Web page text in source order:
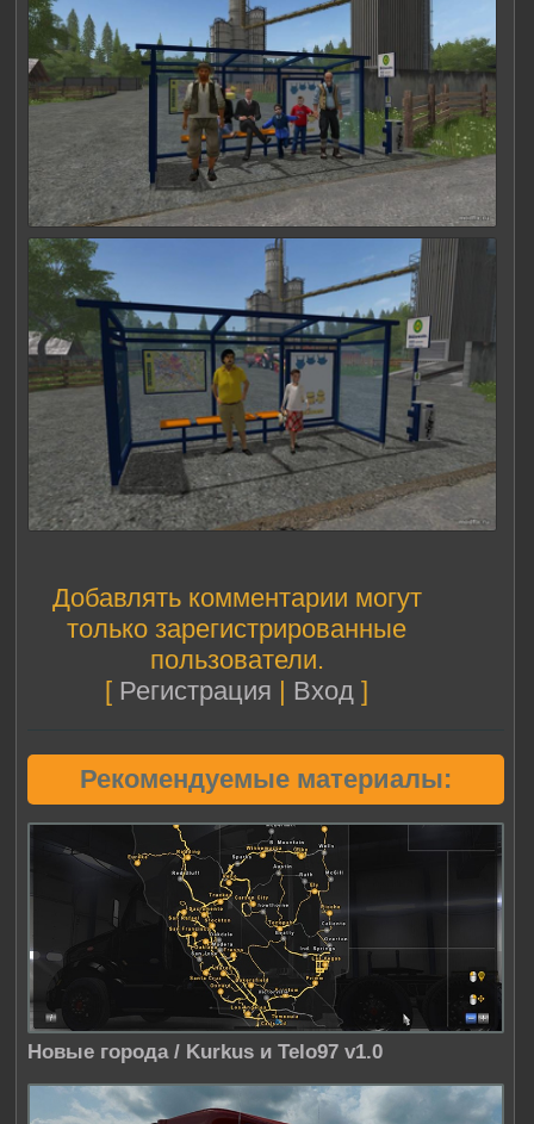
Добавлять комментарии могут
только зарегистрированные
пользователи.
[ Регистрация | Вход ]
Рекомендуемые материалы:
Новые города / Kurkus и Telo97 v1.0